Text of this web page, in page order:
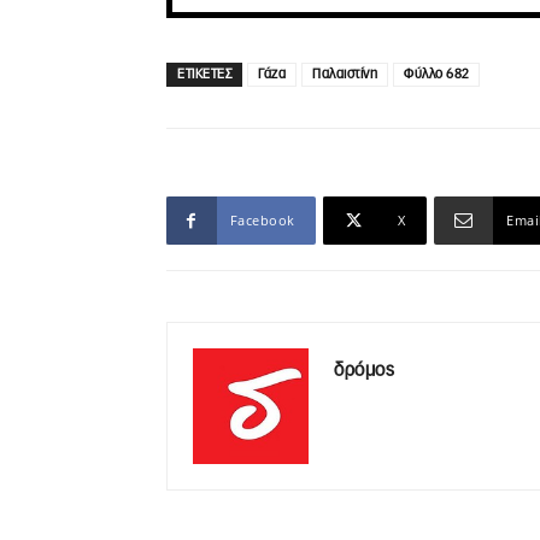
ΕΤΙΚΕΤΕΣ Γάζα Παλαιστίνη Φύλλο 682
Facebook X Email
δρόμος